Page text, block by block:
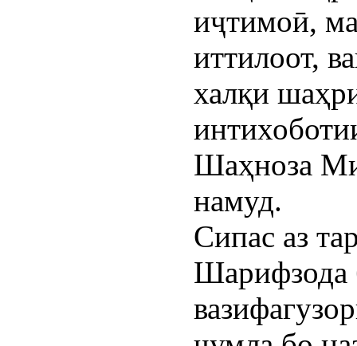
иҷтимоӣ,
иттилоот,
халқи
Шаҳноза
намуд.
Сипас аз
Шарифзода